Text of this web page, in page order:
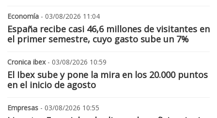
Economía - 03/08/2026 11:04
España recibe casi 46,6 millones de visitantes en
el primer semestre, cuyo gasto sube un 7%
Cronica ibex- 03/08/2026 10:59
El Ibex sube y pone la mira en los 20.000 puntos
en el inicio de agosto
Empresas - 03/08/2026 10:55